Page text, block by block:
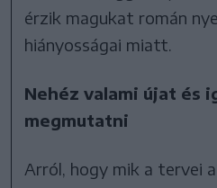
érzik magukat román
hiányosságai miatt.
Nehéz valami újat és
megmutatni
Arról, hogy mik a tervei